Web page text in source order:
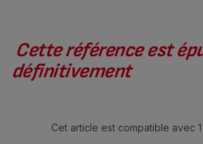
Cette référence est
définitivement
Cet article est compatible avec